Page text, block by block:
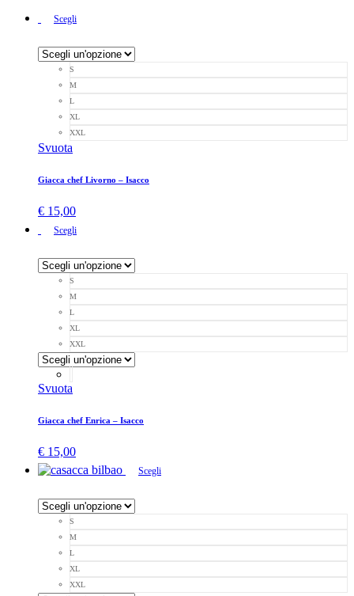
Scegli
S
M
L
XL
XXL
Svuota
Giacca chef Livorno – Isacco
€ 15,00
Scegli
S
M
L
XL
XXL
Svuota
Giacca chef Enrica – Isacco
€ 15,00
Scegli
S
M
L
XL
XXL